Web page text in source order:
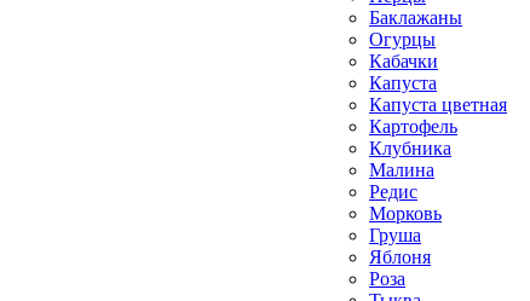
Баклажаны
Огурцы
Кабачки
Капуста
Капуста цветная
Картофель
Клубника
Малина
Редис
Морковь
Груша
Яблоня
Роза